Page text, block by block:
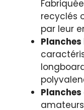
recyclés
par leur